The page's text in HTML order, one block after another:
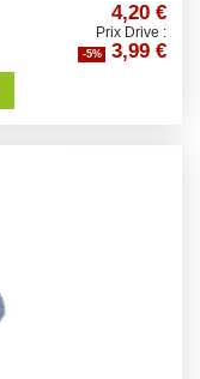
4,20 €
Prix Drive :
-5% 3,99 €